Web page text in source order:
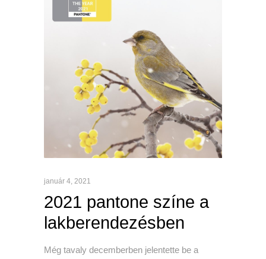
január 4, 2021
2021 pantone színe a
lakberendezésben
Még tavaly decemberben jelentette be a